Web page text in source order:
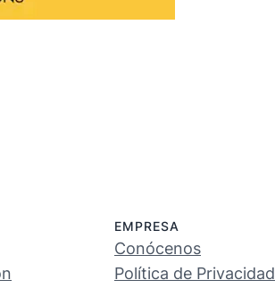
EMPRESA
Conócenos
Política de Privacidad